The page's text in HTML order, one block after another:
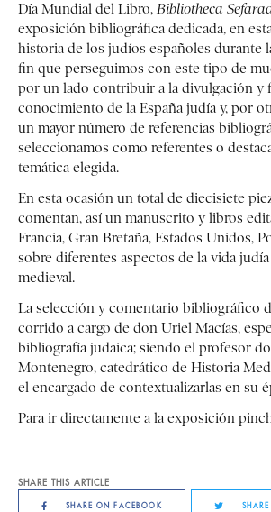
Día Mundial del Libro, Bibliotheca
exposición bibliográfica dedicada, en
historia de los judíos españoles durante
fin que perseguimos con este tipo de
por un lado contribuir a la divulgación y
conocimiento de la España judía y, por
un mayor número de referencias
seleccionamos como referentes o
temática elegida.
En esta ocasión un total de diecisiete
comentan, así un manuscrito y libros
Francia, Gran Bretaña, Estados Unidos,
sobre diferentes aspectos de la vida judía
medieval.
La selección y comentario bibliográfico
corrido a cargo de don Uriel Macías,
bibliografía judaica; siendo el profesor
Montenegro, catedrático de Historia
el encargado de contextualizarlas en su
Para ir directamente a la exposición
SHARE THIS ARTICLE
SHARE ON FACEBOOK